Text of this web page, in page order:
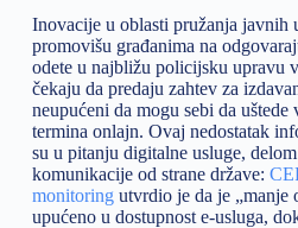
Inovacije u oblasti pružanja javnih
promovišu građanima na
odete u najbližu policijsku upravu
čekaju da predaju zahtev za
neupućeni da mogu sebi da uštede
termina onlajn. Ovaj nedostatak
su u pitanju digitalne usluge,
komunikacije od strane države:
monitoring utvrdio je da je „manje
upućeno u dostupnost e-usluga,